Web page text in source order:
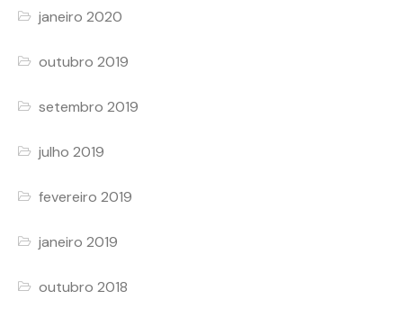
janeiro 2020
outubro 2019
setembro 2019
julho 2019
fevereiro 2019
janeiro 2019
outubro 2018